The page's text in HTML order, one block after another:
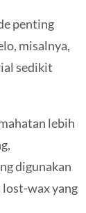
penting
misalnya,
sedikit
lebih
digunakan
wax yang